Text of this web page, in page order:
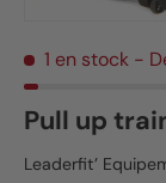
1 en stock -
Pull up
Leaderfit’